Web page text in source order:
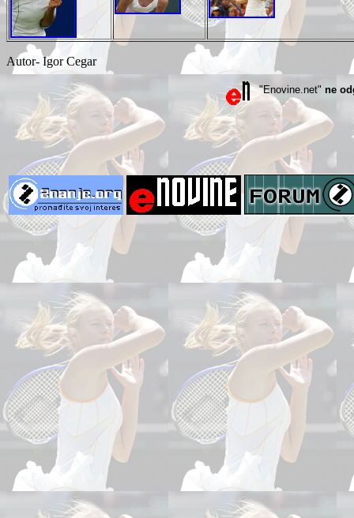
Autor- Igor Cegar
"Enovine.net" ne